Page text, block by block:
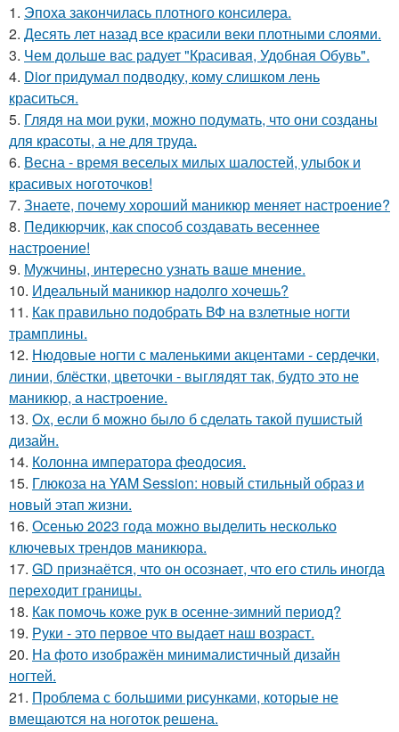
1. Эпоха закончилась плотного консилера.
2. Десять лет назад все красили веки плотными слоями.
3. Чем дольше вас радует "Красивая, Удобная Обувь".
4. Dior придумал подводку, кому слишком лень
краситься.
5. Глядя на мои руки, можно подумать, что они созданы
для красоты, а не для труда.
6. Весна - время веселых милых шалостей, улыбок и
красивых ноготочков!
7. Знаете, почему хороший маникюр меняет настроение?
8. Педикюрчик, как способ создавать весеннее
настроение!
9. Мужчины, интересно узнать ваше мнение.
10. Идеальный маникюр надолго хочешь?
11. Как правильно подобрать ВФ на взлетные ногти
трамплины.
12. Нюдовые ногти с маленькими акцентами - сердечки,
линии, блёстки, цветочки - выглядят так, будто это не
маникюр, а настроение.
13. Ох, если б можно было б сделать такой пушистый
дизайн.
14. Колонна императора феодосия.
15. Глюкоза на YAM Session: новый стильный образ и
новый этап жизни.
16. Осенью 2023 года можно выделить несколько
ключевых трендов маникюра.
17. GD признаётся, что он осознает, что его стиль иногда
переходит границы.
18. Как помочь коже рук в осенне-зимний период?
19. Руки - это первое что выдает наш возраст.
20. На фото изображён минималистичный дизайн
ногтей.
21. Проблема с большими рисунками, которые не
вмещаются на ноготок решена.